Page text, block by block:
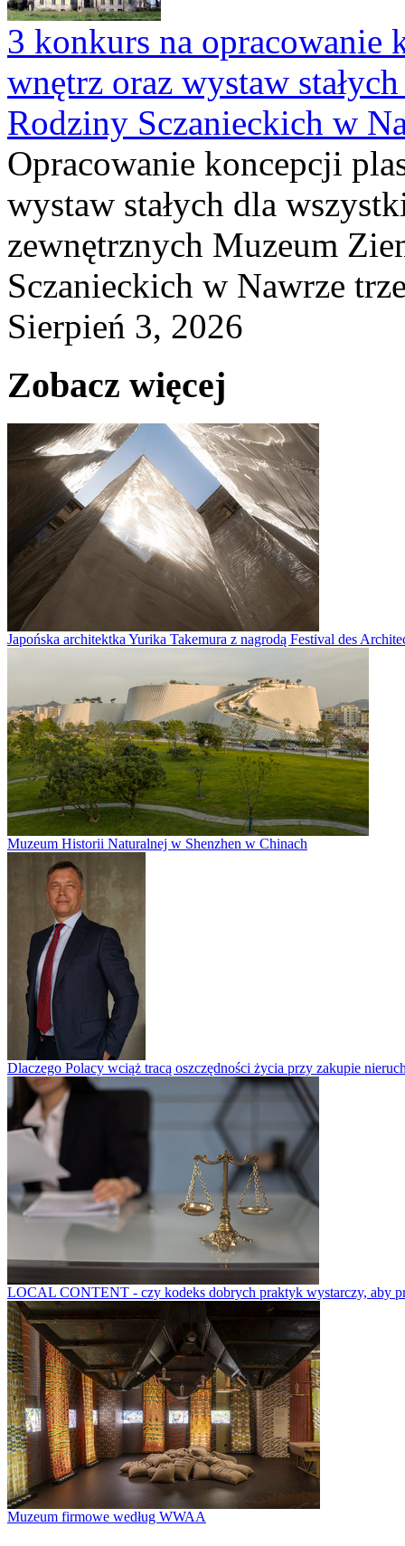
3 konkurs na opracowanie
wnętrz oraz wystaw
Rodziny Sczanieckich w
Opracowanie koncepcji
wystaw stałych dla
zewnętrznych Muzeum
Sczanieckich w Nawrze
Sierpień 3, 2026
Zobacz więcej
Japońska architektka Yurika Takemura z nagrodą Festival des
Muzeum Historii Naturalnej w Shenzhen w Chinach
Dlaczego Polacy wciąż tracą oszczędności życia przy zakupie
LOCAL CONTENT - czy kodeks dobrych praktyk wystarczy, aby
Muzeum firmowe według WWAA